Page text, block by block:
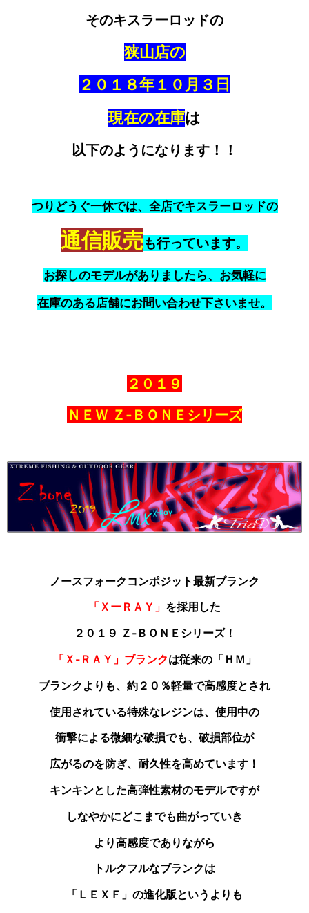
そのキスラーロッドの
狭山店の
２０１８年１０月３日
現在の在庫は
以下のようになります！！
つりどうぐ一休では、全店でキスラーロッドの
通信販売も行っています。
お探しのモデルがありましたら、お気軽に
在庫のある店舗にお問い合わせ下さいませ。
２０１９
ＮＥＷ Ｚ‐ＢＯＮＥシリーズ
ノースフォークコンポジット最新ブランク
「ＸーＲＡＹ」 を採用した
２０１９ Ｚ‐ＢＯＮＥシリーズ！
「Ｘ‐ＲＡＹ」ブランクは従来の「ＨＭ」
ブランクよりも、約２０％軽量で高感度とされ
使用されている特殊なレジンは、使用中の
衝撃による微細な破損でも、破損部位が
広がるのを防ぎ、耐久性を高めています！
キンキンとした高弾性素材のモデルですが
しなやかにどこまでも曲がっていき
より高感度でありながら
トルクフルなブランクは
「ＬＥＸＦ」の進化版というよりも